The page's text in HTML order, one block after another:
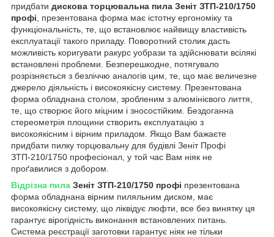
придбати дискова торцювальна пила Зеніт ЗТП-210/1750
профі , презентована форма має істотну ергономіку та
функціональність, те, що встановлює найвищу властивість
експлуатації такого приладу. Поворотний столик дасть
можливість коригувати ракурс уобрази та здійснювати всілякі
встановлені проблеми. Безперешкодне, потягувало
розрізняється з безліччю аналогів цим, те, що має величезне
джерело діяльність і високоякісну систему. Презентована
форма обладнана столом, зробленим з алюмінієвого лиття,
те, що створює його міцним і зносостійким. Бездоганна
стереометрія площини створить експлуатацію з
високоякісним і вірним приладом. Якщо Вам бажаєте
придбати пилку торцювальну для будівлі Зеніт Профі
ЗТП-210/1750 професіонал, у той час Вам ніяк не
проґавилися з добором.
Відрізна пила Зеніт ЗТП-210/1750 профі презентована
форма обладнана вірним пиляльним диском, має
високоякісну систему, що ліквідує люфти, все без винятку ця
гарантує вірогідність виконання встановлених питань.
Система реєстрації заготовки гарантує ніяк не тільки